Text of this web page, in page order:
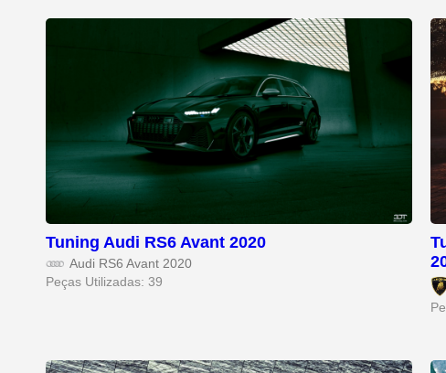
Tuning Audi RS6 Avant 2020
Audi RS6 Avant 2020
Peças Utilizadas: 39